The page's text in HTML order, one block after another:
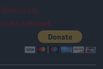
Szerzői jog
feltételek